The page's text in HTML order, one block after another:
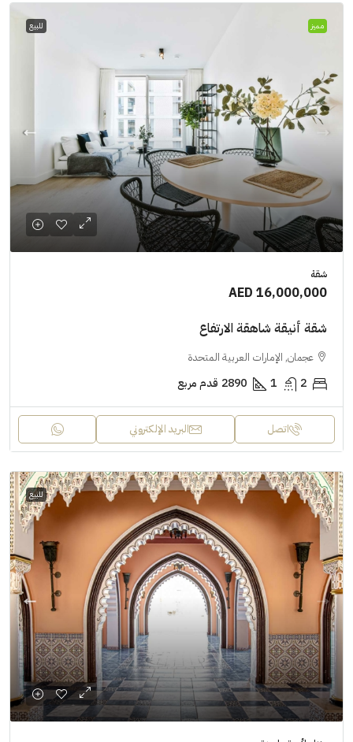
مميز للبيع
شقة
AED 16,000,000
شقة أنيقة شاهقة الارتفاع
عجمان, الإمارات العربية المتحدة
2
1
2890 قدم مربع
اتصل البريد الإلكتروني
للبيع